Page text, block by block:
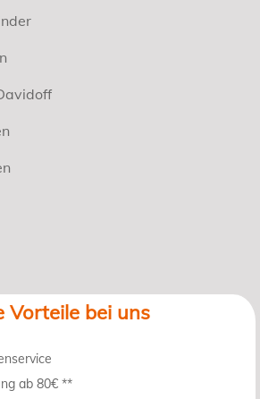
Vorteile bei uns
ab 80€ **